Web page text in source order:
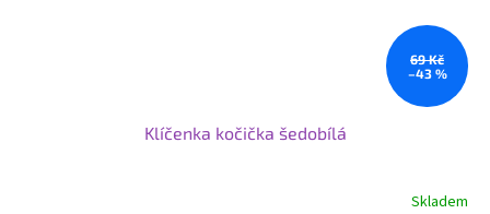
69 Kč
–43 %
Klíčenka kočička šedobílá
Skladem